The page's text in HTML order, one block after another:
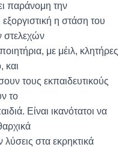
παράνομη την
η στάση του
στελεχών
με μέιλ, κλητήρες
και
τους εκπαιδευτικούς
το
Είναι ικανότατοι να
λύσεις στα εκρηκτικά